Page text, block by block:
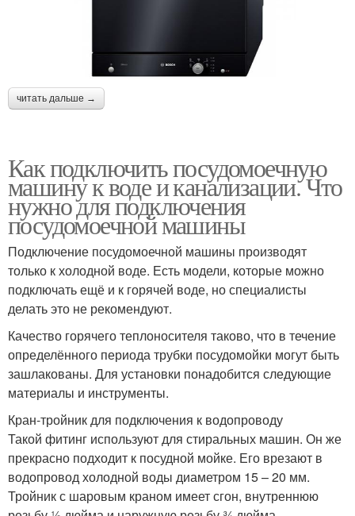
читать дальше →
Как подключить посудомоечную
машину к воде и канализации. Что
нужно для подключения
посудомоечной машины
Подключение посудомоечной машины производят
только к холодной воде. Есть модели, которые можно
подключать ещё и к горячей воде, но специалисты
делать это не рекомендуют.
Качество горячего теплоносителя таково, что в течение
определённого периода трубки посудомойки могут быть
зашлакованы. Для установки понадобится следующие
материалы и инструменты.
Кран-тройник для подключения к водопроводу
Такой фитинг используют для стиральных машин. Он же
прекрасно подходит к посудной мойке. Его врезают в
водопровод холодной воды диаметром 15 – 20 мм.
Тройник с шаровым краном имеет сгон, внутреннюю